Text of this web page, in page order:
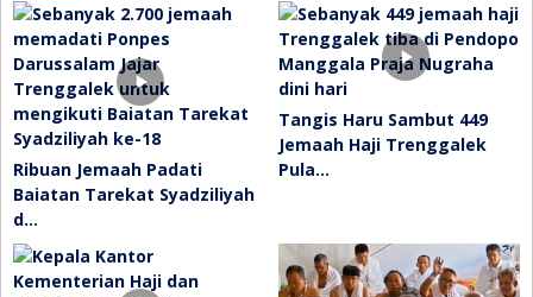
Ribuan Jemaah Padati
Baiatan Tarekat Syadziliyah
d…
Tangis Haru Sambut 449
Jemaah Haji Trenggalek
Pula…